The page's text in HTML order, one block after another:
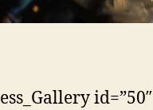
id=”50″